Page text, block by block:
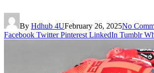
By Hdhub 4UFebruary 26, 2025No
Facebook Twitter Pinterest LinkedIn Tumblr